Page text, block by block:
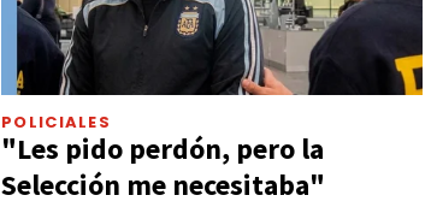
POLICIALES
"Les pido perdón, pero la
Selección me necesitaba"